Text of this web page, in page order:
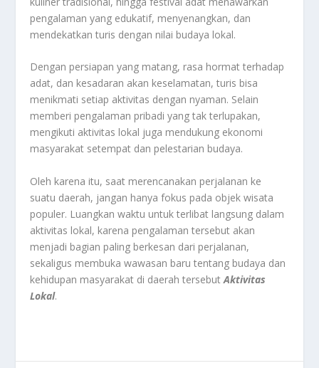
pengalaman yang edukatif, menyenangkan, dan
mendekatkan turis dengan nilai budaya lokal.
Dengan persiapan yang matang, rasa hormat terhadap
adat, dan kesadaran akan keselamatan, turis bisa
menikmati setiap aktivitas dengan nyaman. Selain
memberi pengalaman pribadi yang tak terlupakan,
mengikuti aktivitas lokal juga mendukung ekonomi
masyarakat setempat dan pelestarian budaya.
Oleh karena itu, saat merencanakan perjalanan ke
suatu daerah, jangan hanya fokus pada objek wisata
populer. Luangkan waktu untuk terlibat langsung dalam
aktivitas lokal, karena pengalaman tersebut akan
menjadi bagian paling berkesan dari perjalanan,
sekaligus membuka wawasan baru tentang budaya dan
kehidupan masyarakat di daerah tersebutAktivitas
Lokal.